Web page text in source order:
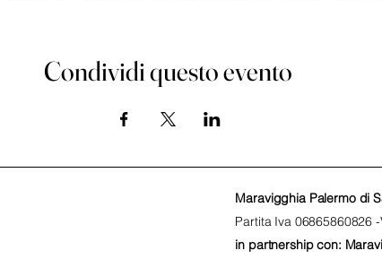
Condividi questo evento
Maravigghia Palermo di
Partita Iva06865860826 -
in partnership con: